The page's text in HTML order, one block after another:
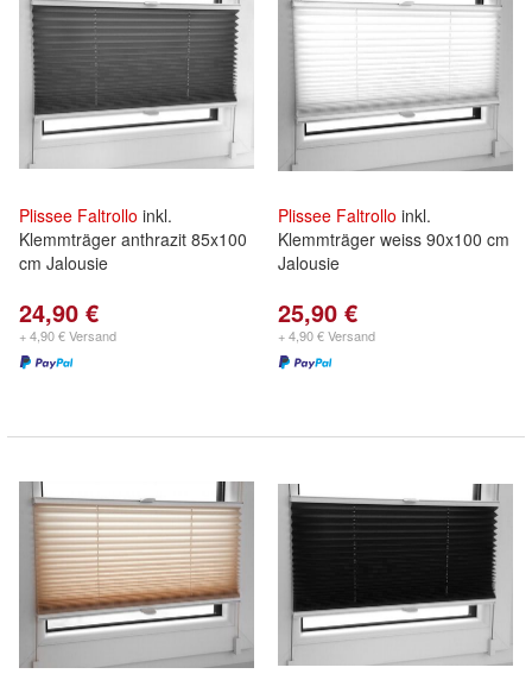
Plissee Faltrollo inkl.
Klemmträger anthrazit 85x100
cm Jalousie
24,90 €
+ 4,90 € Versand
Plissee Faltrollo inkl.
Klemmträger weiss 90x100 cm
Jalousie
25,90 €
+ 4,90 € Versand